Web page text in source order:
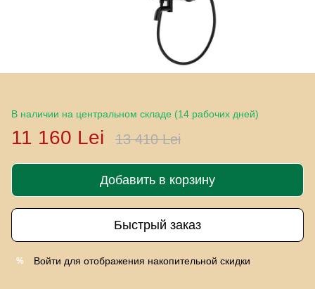
В наличии на центральном складе (14 рабочих дней)
11 160 Lei 13 410 Lei
Добавить в корзину
Быстрый заказ
% Войти для отображения накопительной скидки